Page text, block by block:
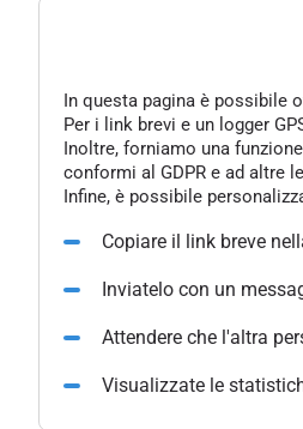
In questa pagina è possibile
Per i link brevi e un logger
Inoltre, forniamo una
conformi al GDPR e ad altre
Infine, è possibile
Copiare il link breve
Inviatelo con un
Attendere che l'altra
Visualizzate le